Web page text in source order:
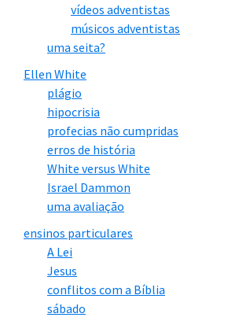
vídeos adventistas
músicos adventistas
uma seita?
Ellen White
plágio
hipocrisia
profecias não cumpridas
erros de história
White versus White
Israel Dammon
uma avaliação
ensinos particulares
A Lei
Jesus
conflitos com a Bíblia
sábado